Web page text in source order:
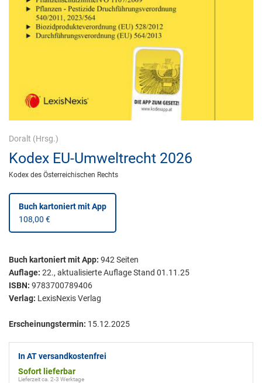
Doralt (Hrsg.)
Kodex EU-Umweltrecht 2026
Kodex des Österreichischen Rechts
Buch kartoniertmit App
108,00 €
Buch kartoniertmit App: 942 Seiten
Auflage: 22., aktualisierte Auflage Stand 01.11.25
ISBN: 9783700789406
Verlag: LexisNexis Verlag
Erscheinungstermin: 15.12.2025
In AT versandkostenfrei
Sofort lieferbar
Lieferzeit ca. 2-3 Werktage